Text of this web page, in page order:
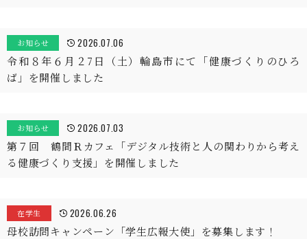
お知らせ 2026.07.06
令和８年６月２7日（土）輪島市にて「健康づくりのひろ
ば」を開催しました
お知らせ 2026.07.03
第７回 鶴間Ｒカフェ「デジタル技術と人の関わりから考え
る健康づくり支援」を開催しました
在学生 2026.06.26
母校訪問キャンペーン「学生広報大使」を募集します！